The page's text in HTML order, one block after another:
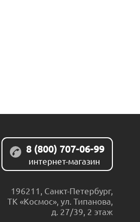
8 (800) 707-06-99
интернет-магазин
196211 Санкт-Петербург,
ТК «Космос», ул. Типанова,
д. 27/39, 2 этаж